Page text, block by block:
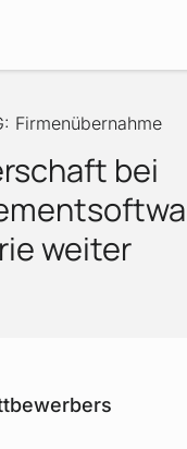
Firmenübernahme
bei
weiter